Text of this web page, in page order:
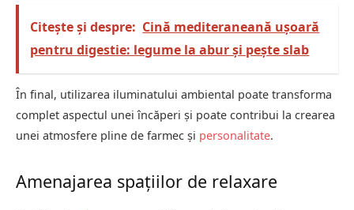
Citește și despre: Cină mediteraneană ușoară
pentru digestie: legume la abur și pește slab
În final, utilizarea iluminatului ambiental poate transforma
complet aspectul unei încăperi și poate contribui la crearea
unei atmosfere pline de farmec și personalitate.
Amenajarea spațiilor de relaxare